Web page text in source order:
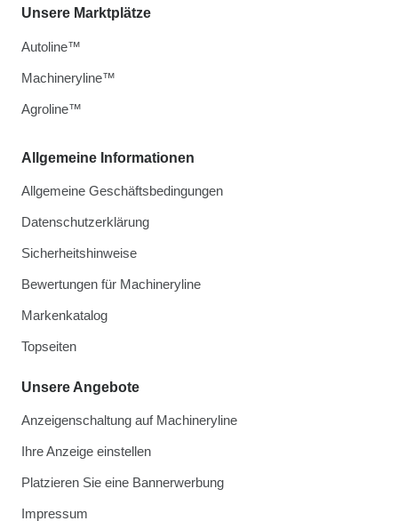
Allgemeine Informationen
Allgemeine Geschäftsbedingungen
Datenschutzerklärung
Sicherheitshinweise
Bewertungen für Machineryline
Markenkatalog
Topseiten
Unsere Angebote
Anzeigenschaltung auf Machineryline
Ihre Anzeige einstellen
Platzieren Sie eine Bannerwerbung
Impressum
Unsere Marktplätze
Autoline™
Machineryline™
Agroline™